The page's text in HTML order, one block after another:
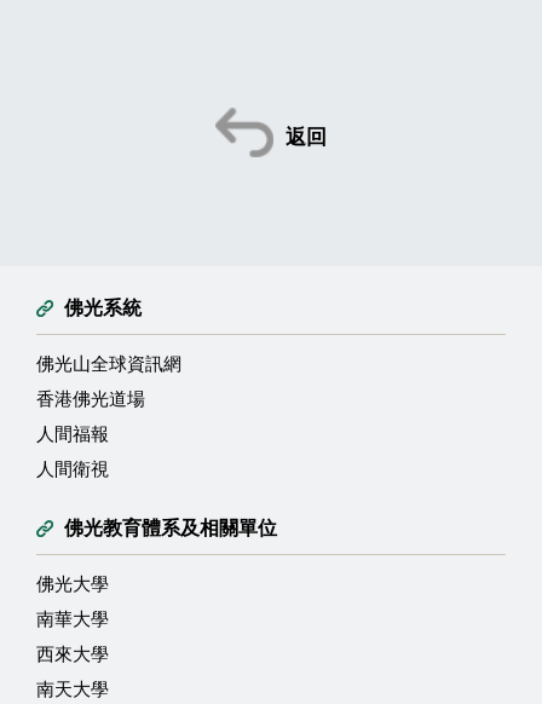
返回
佛光系統
佛光山全球資訊網
香港佛光道場
人間福報
人間衛視
佛光教育體系及相關單位
佛光大學
南華大學
西來大學
南天大學